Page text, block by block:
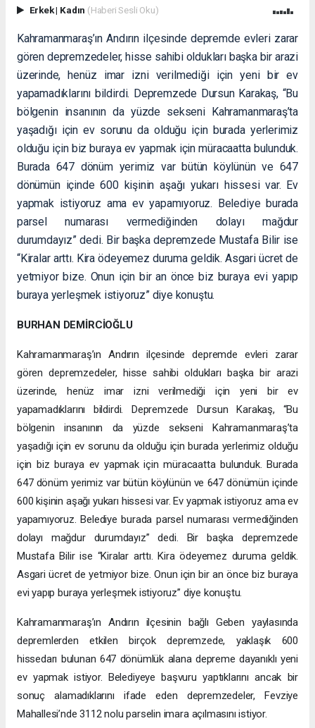
Erkek| Kadın (Haberi Sesli Oku)
Kahramanmaraş’ın Andırın ilçesinde depremde evleri zarar
gören depremzedeler, hisse sahibi oldukları başka bir arazi
üzerinde, henüz imar izni verilmediği için yeni bir ev
yapamadıklarını bildirdi. Depremzede Dursun Karakaş, “Bu
bölgenin insanının da yüzde sekseni Kahramanmaraş’ta
yaşadığı için ev sorunu da olduğu için burada yerlerimiz
olduğu için biz buraya ev yapmak için müracaatta bulunduk.
Burada 647 dönüm yerimiz var bütün köylünün ve 647
dönümün içinde 600 kişinin aşağı yukarı hissesi var. Ev
yapmak istiyoruz ama ev yapamıyoruz. Belediye burada
parsel numarası vermediğinden dolayı mağdur
durumdayız” dedi. Bir başka depremzede Mustafa Bilir ise
“Kiralar arttı. Kira ödeyemez duruma geldik. Asgari ücret de
yetmiyor bize. Onun için bir an önce biz buraya evi yapıp
buraya yerleşmek istiyoruz” diye konuştu.
BURHAN DEMİRCİOĞLU
Kahramanmaraş’ın Andırın ilçesinde depremde evleri zarar
gören depremzedeler, hisse sahibi oldukları başka bir arazi
üzerinde, henüz imar izni verilmediği için yeni bir ev
yapamadıklarını bildirdi. Depremzede Dursun Karakaş, “Bu
bölgenin insanının da yüzde sekseni Kahramanmaraş’ta
yaşadığı için ev sorunu da olduğu için burada yerlerimiz olduğu
için biz buraya ev yapmak için müracaatta bulunduk. Burada
647 dönüm yerimiz var bütün köylünün ve 647 dönümün içinde
600 kişinin aşağı yukarı hissesi var. Ev yapmak istiyoruz ama ev
yapamıyoruz. Belediye burada parsel numarası vermediğinden
dolayı mağdur durumdayız” dedi. Bir başka depremzede
Mustafa Bilir ise “Kiralar arttı. Kira ödeyemez duruma geldik.
Asgari ücret de yetmiyor bize. Onun için bir an önce biz buraya
evi yapıp buraya yerleşmek istiyoruz” diye konuştu.
Kahramanmaraş’ın Andırın ilçesinin bağlı Geben yaylasında
depremlerden etkilen birçok depremzede, yaklaşık 600
hissedarı bulunan 647 dönümlük alana depreme dayanıklı yeni
ev yapmak istiyor. Belediyeye başvuru yaptıklarını ancak bir
sonuç alamadıklarını ifade eden depremzedeler, Fevziye
Mahallesi’nde 3112 nolu parselin imara açılmasını istiyor.